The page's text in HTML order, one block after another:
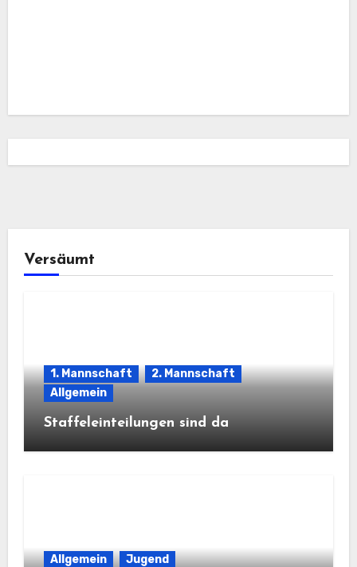
Versäumt
1. Mannschaft
2. Mannschaft
Allgemein
Staffeleinteilungen sind da
Allgemein Jugend